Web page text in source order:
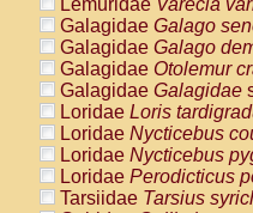
Lemuridae Varecia
Galagidae Galago
Galagidae Galago
Galagidae Otolemur
Galagidae Galagidae
Loridae Loris
Loridae Nycticebus
Loridae Nycticebus
Loridae Perodicticus
Tarsiidae Tarsius